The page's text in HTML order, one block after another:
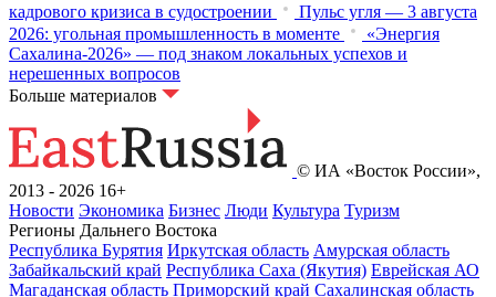
кадрового кризиса в судостроении
Пульс угля — 3 августа
2026: угольная промышленность в моменте
«Энергия
Сахалина-2026» — под знаком локальных успехов и
нерешенных вопросов
Больше материалов
© ИА «Восток России»,
2013 - 2026 16+
Новости Экономика Бизнес Люди Культура Туризм
Регионы Дальнего Востока
Республика Бурятия Иркутская область Амурская область
Забайкальский край Республика Саха (Якутия) Еврейская АО
Магаданская область Приморский край Сахалинская область